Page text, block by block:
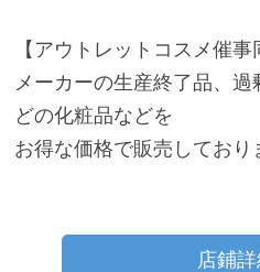
【アウトレットコスメ催事
メーカーの生産終了品、
どの化粧品などを
お得な価格で販売しており
店鋪